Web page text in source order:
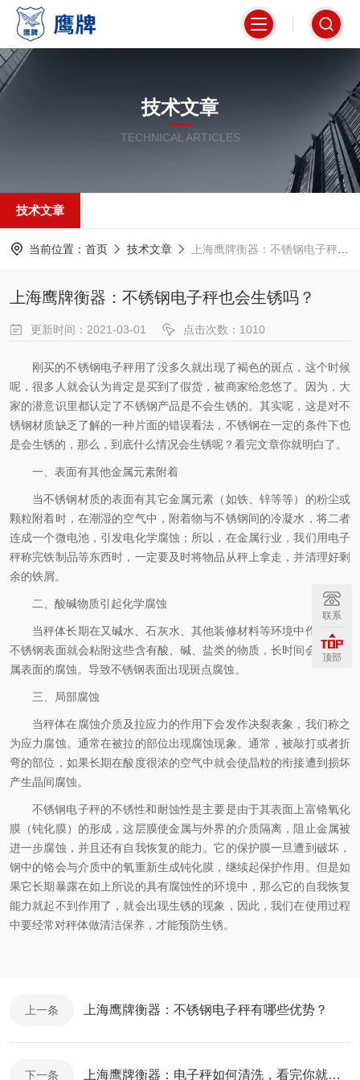
技术文章
TECHNICAL ARTICLES
技术文章
当前位置： 首页 技术文章 上海鹰牌衡器：不锈钢电子秤也会生锈吗？
上海鹰牌衡器：不锈钢电子秤也会生锈吗？
更新时间：2021-03-01 点击次数：1010
刚买的不锈钢电子秤用了没多久就出现了褐色的斑点，这个时候
呢，很多人就会认为肯定是买到了假货，被商家给忽悠了。因为，大
家的潜意识里都认定了不锈钢产品是不会生锈的。其实呢，这是对不
锈钢材质缺乏了解的一种片面的错误看法，不锈钢在一定的条件下也
是会生锈的，那么，到底什么情况会生锈呢？看完文章你就明白了。
一、 表面有其他金属元素附着
当不锈钢材质的表面有其它金属元素（如铁、锌等等）的粉尘或
颗粒附着时，在潮湿的空气中，附着物与不锈钢间的冷凝水，将二者
连成一个微电池，引发电化学腐蚀；所以，在金属行业，我们用电子
秤称完铁制品等东西时，一定要及时将物品从秤上拿走，并清理好剩
余的铁屑。
二、酸碱物质引起化学腐蚀
当秤体长期在又碱水、石灰水、其他装修材料等环境中作业时，
不锈钢表面就会粘附这些含有酸、碱、盐类的物质，长时间会形成金
属表面的腐蚀。导致不锈钢表面出现斑点腐蚀。
三、局部腐蚀
当秤体在腐蚀介质及拉应力的作用下会发作决裂表象，我们称之
为应力腐蚀。通常在被拉的部位出现腐蚀现象。通常，被敲打或者折
弯的部位，如果长期在酸度很浓的空气中就会使晶粒的衔接遭到损坏
产生晶间腐蚀。
不锈钢电子秤的不锈性和耐蚀性是主要是由于其表面上富铬氧化
膜（钝化膜）的形成，这层膜使金属与外界的介质隔离，阻止金属被
进一步腐蚀，并且还有自我恢复的能力。它的保护膜一旦遭到破坏，
钢中的铬会与介质中的氧重新生成钝化膜，继续起保护作用。但是如
果它长期暴露在如上所说的具有腐蚀性的环境中，那么它的自我恢复
能力就起不到作用了，就会出现生锈的现象，因此，我们在使用过程
中要经常对秤体做清洁保养，才能预防生锈。
上一条 上海鹰牌衡器：不锈钢电子秤有哪些优势？
下一条 上海鹰牌衡器：电子秤如何清洗，看完你就明白了
联系
顶部